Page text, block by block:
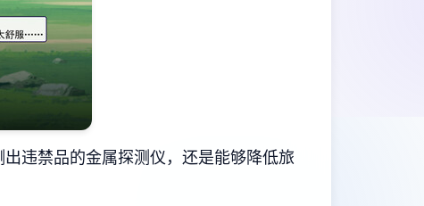
违禁品的金属探测仪，还是能够降低旅